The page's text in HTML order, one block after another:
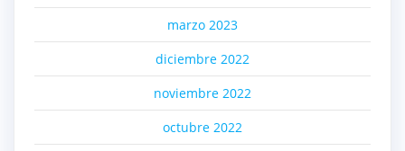
marzo 2023
diciembre 2022
noviembre 2022
octubre 2022